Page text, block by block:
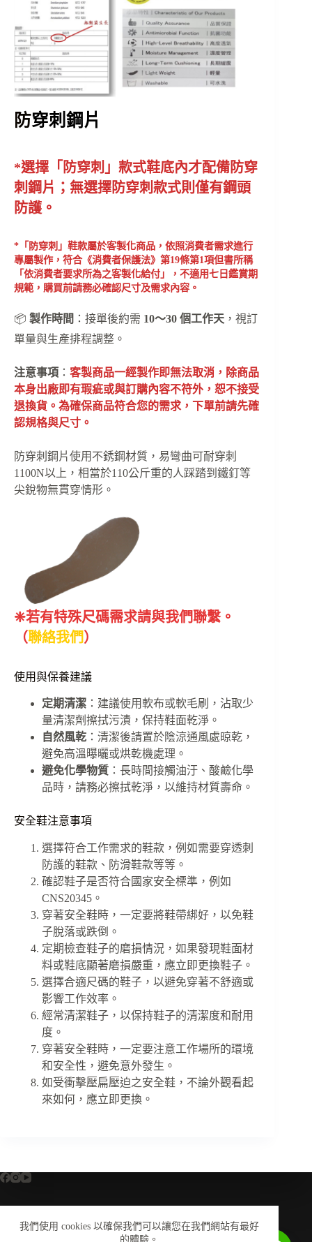
我們使用 cookies 以確保我們可以讓您在我們網站有最好
的體驗。
防穿刺鋼片
*選擇「防穿刺」款式鞋底內才配備防穿
刺鋼片；無選擇防穿刺款式則僅有鋼頭
防護。
*「防穿刺」鞋款屬於客製化商品，依照消費者需求進行
專屬製作，符合《消費者保護法》第19條第1項但書所稱
「依消費者要求所為之客製化給付」，不適用七日鑑賞期
規範，購買前請務必確認尺寸及需求內容。
📦 製作時間 ：接單後約需 10～30 個工作天 ，視訂
單量與生產排程調整。
注意事項 ： 客製商品一經製作即無法取消，除商品
本身出廠即有瑕疵或與訂購內容不符外，恕不接受
退換貨。為確保商品符合您的需求，下單前請先確
認規格與尺寸。
防穿刺鋼片使用不銹鋼材質，易彎曲可耐穿刺
1100N以上，相當於110公斤重的人踩踏到鐵釘等
尖銳物無貫穿情形。
❈若有特殊尺碼需求請與我們聯繫。
（聯絡我們）
使用與保養建議
定期清潔 ：建議使用軟布或軟毛刷，沾取少
量清潔劑擦拭污漬，保持鞋面乾淨。
自然風乾 ：清潔後請置於陰涼通風處晾乾，
避免高溫曝曬或烘乾機處理。
避免化學物質 ：長時間接觸油汙、酸鹼化學
品時，請務必擦拭乾淨，以維持材質壽命。
安全鞋注意事項
選擇符合工作需求的鞋款，例如需要穿透刺
防護的鞋款、防滑鞋款等等。
確認鞋子是否符合國家安全標準，例如
CNS20345。
穿著安全鞋時，一定要將鞋帶綁好，以免鞋
子脫落或跌倒。
定期檢查鞋子的磨損情況，如果發現鞋面材
料或鞋底顯著磨損嚴重，應立即更換鞋子。
選擇合適尺碼的鞋子，以避免穿著不舒適或
影響工作效率。
經常清潔鞋子，以保持鞋子的清潔度和耐用
度。
穿著安全鞋時，一定要注意工作場所的環境
和安全性，避免意外發生。
如受衝擊壓扁壓迫之安全鞋，不論外觀看起
來如何，應立即更換。
全部商品 關於我們
尺寸換算對照表